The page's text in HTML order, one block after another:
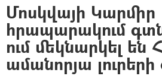
Մոսկվայի Կարմիր
հրապարակում
ում մեկնարկել
ամանորյա լուրերի